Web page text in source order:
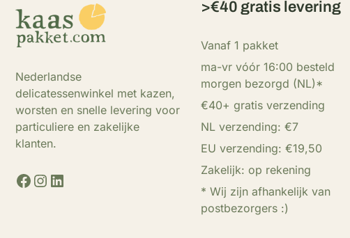
Nederlandse
delicatessenwinkel met kazen,
worsten en snelle levering voor
particuliere en zakelijke
klanten.
Facebook
Instagram
LinkedIn
>€40 gratis levering
Vanaf 1 pakket
ma-vr vóór 16:00 besteld
morgen bezorgd (NL)*
€40+ gratis verzending
NL verzending: €7
EU verzending: €19,50
Zakelijk: op rekening
* Wij zijn afhankelijk van
postbezorgers :)